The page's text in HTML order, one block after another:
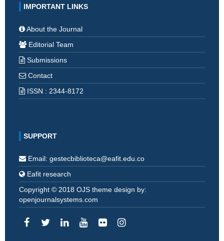
IMPORTANT LINKS
About the Journal
Editorial Team
Submissions
Contact
ISSN : 2344-8172
SUPPORT
Email: gestecbiblioteca@eafit.edu.co
Eafit research
Copyright © 2018 OJS theme design by:
openjournalsystems.com